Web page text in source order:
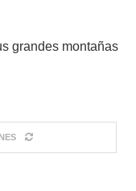
grandes montañas